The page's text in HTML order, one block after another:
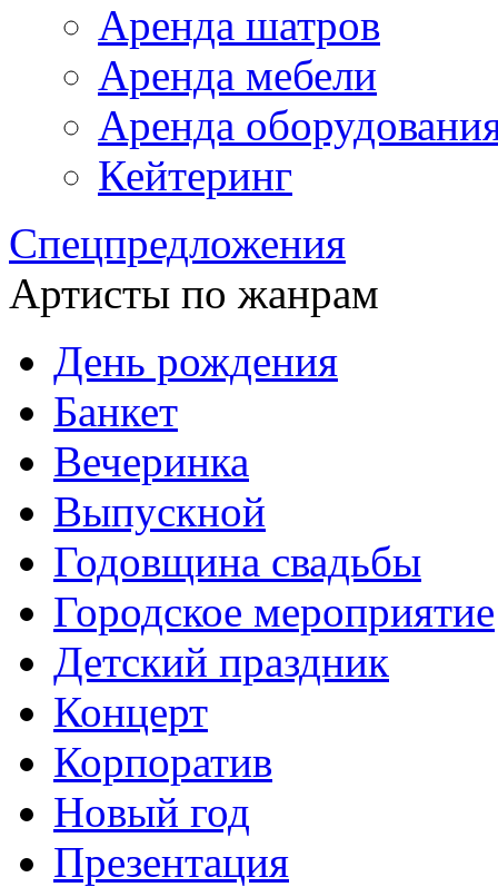
Аренда шатров
Аренда мебели
Аренда
Кейтеринг
Спецпредложения
Артисты по жанрам
День рождения
Банкет
Вечеринка
Выпускной
Годовщина свадьбы
Городское мероприятие
Детский праздник
Концерт
Корпоратив
Новый год
Презентация